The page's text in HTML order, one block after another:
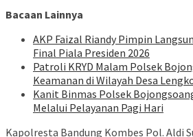
Bacaan Lainnya
AKP Faizal Riandy Pimpin
Final Piala Presiden 2026
Patroli KRYD Malam Polsek
Keamanan di Wilayah Desa
Kanit Binmas Polsek
Melalui Pelayanan Pagi Hari
Kapolresta Bandung Kombes Pol. Aldi